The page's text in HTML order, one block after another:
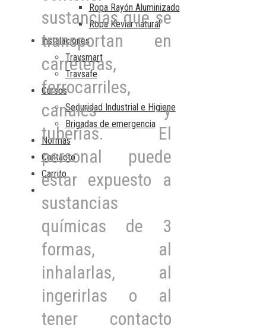
Ropa Rayón Aluminizado
Ropa Kevlar natural
Instalaciones
Travsmart
Travsafe
Cursos
Seguridad Industrial e Higiene
Brigadas de emergencia
Normas
Contacto
Carrito
sustancias que se
transportan en
carreteras,
ferrocarriles,
canales y
tuberías. El
personal puede
estar expuesto a
sustancias
químicas de 3
formas, al
inhalarlas, al
ingerirlas o al
tener contacto